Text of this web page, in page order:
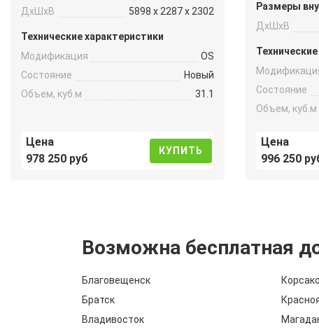
ДxШxВ
5898 x 2287 x 2302
Технические характеристики
Модификация
OS
Состояние
Новый
Объем, куб.м
31.1
Цена
978 250 руб
КУПИТЬ
Размеры
ДxШxВ
Состояние
Объем, куб.м
Цена
996 250
Возможна бесплатная
Благовещенск
Братск
Владивосток